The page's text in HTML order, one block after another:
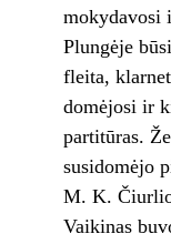
mokydavosi
Plungėje
fleita,
domėjosi ir
partitūras.
susidomėjo
M. K.
Vaikinas